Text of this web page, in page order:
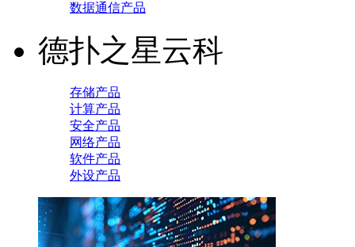
数据通信产品
德扑之星云科
存储产品
计算产品
安全产品
网络产品
软件产品
外设产品